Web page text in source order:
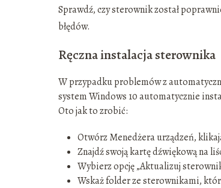
Sprawdź, czy sterownik został
błędów.
Ręczna instalacja sterownika
W przypadku problemów z
system Windows 10 automatycznie
Oto jak to zrobić:
Otwórz Menedżera urządzeń,
Znajdź swoją kartę dźwiękową na
Wybierz opcję „Aktualizuj
Wskaż folder ze sterownikami,